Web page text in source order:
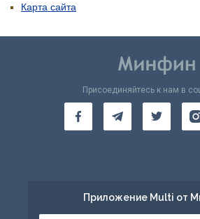
Карта сайта
Присоединяйтесь к нам в
Приложение Multi от